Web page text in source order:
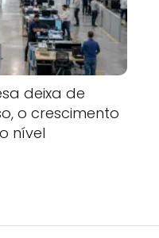
deixa de
o crescimento
nível